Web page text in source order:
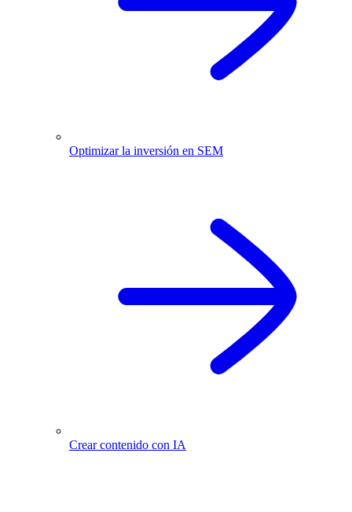
Optimizar la inversión en SEM
Crear contenido con IA